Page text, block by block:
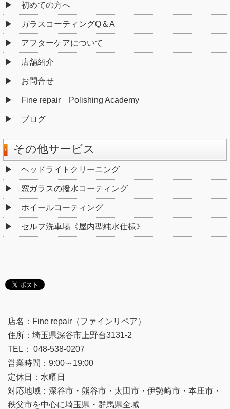
初めての方へ
ガラスコーティングQ＆A
アフターケアについて
店舗紹介
お問合せ
Fine repair Polishing Academy
ブログ
その他サービス
ヘッドライトクリーニング
窓ガラスの撥水コーティング
ホイールコーティング
セルフ洗車場《屋内型純水仕様》
店名：Fine repair（ファインリペア）
住所：埼玉県深谷市上野台3131-2
TEL： 048-538-0207
営業時間：9:00～19:00
定休日：水曜日
対応地域：深谷市・熊谷市・太田市・伊勢崎市・本庄市・
秩父市を中心に埼玉県・群馬県全域